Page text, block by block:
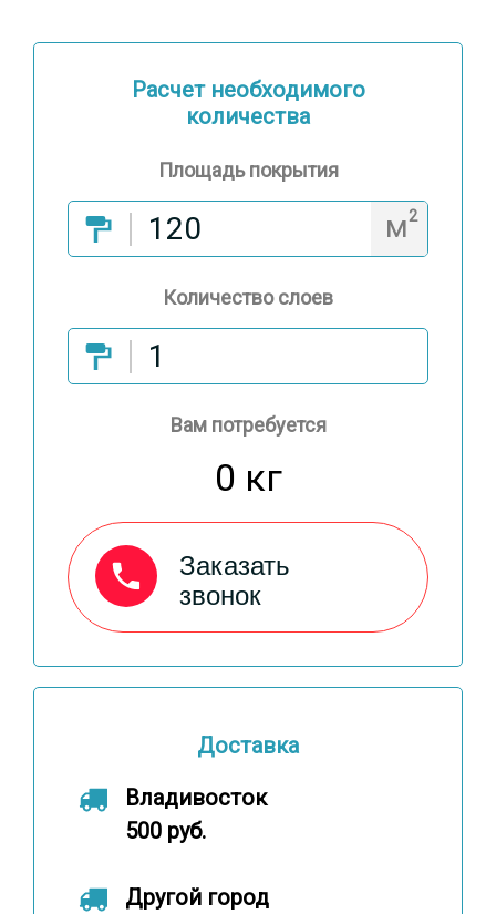
Расчет необходимого
количества
Площадь покрытия
м2
Количество слоев
Вам потребуется
0 кг
Заказать
звонок
Доставка
Владивосток
500 руб.
Другой город